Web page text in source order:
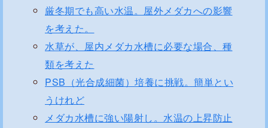
厳冬期でも高い水温。屋外メダカへの影響
を考えた。
水草が、屋内メダカ水槽に必要な場合、種
類を考えた
PSB（光合成細菌）培養に挑戦。簡単とい
うけれど
メダカ水槽に強い陽射し。水温の上昇防止